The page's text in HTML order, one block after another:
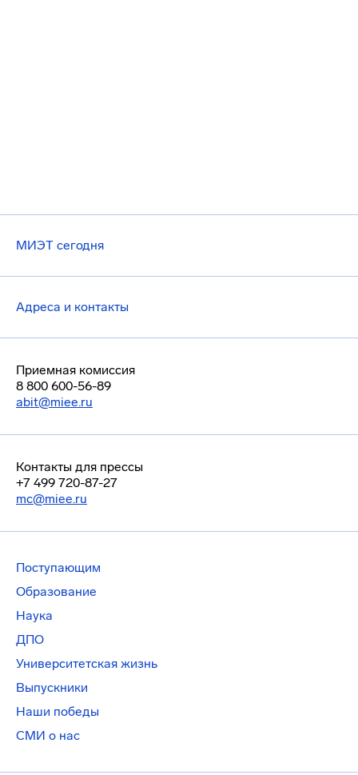
МИЭТ сегодня
Адреса и контакты
Приемная комиссия
8 800 600-56-89
abit@miee.ru
Контакты для прессы
+7 499 720-87-27
mc@miee.ru
Поступающим
Образование
Наука
ДПО
Университетская жизнь
Выпускники
Наши победы
СМИ о нас